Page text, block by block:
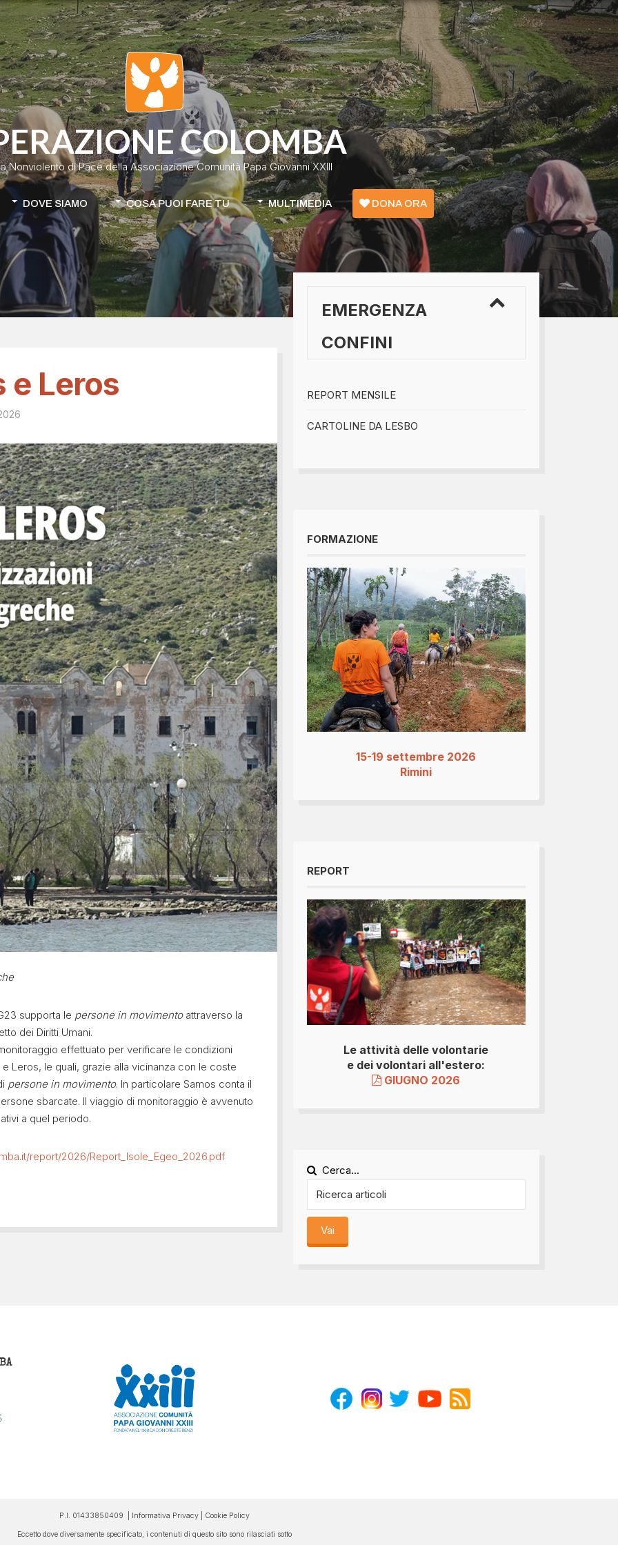
COLOMBA
Nonviolento di Pace della Associazione Comunità Papa Giovanni XXIII
DOVE SIAMO
Colombia
Cile-Mapuche
Emergenza Confini - Grecia
COSA PUOI FARE TU
Donazione classica
Donazione continuativa
Apri la tua raccolta fondi
Tesseramento 2026
Shop online: magliette, bomboniere...
MULTIMEDIA DONA ORA
e Leros
supporta le persone in movimentoattraverso la
dei Diritti Umani.
effettuato per verificare le condizioni
Leros, le quali, grazie alla vicinanza con le coste
persone in movimento. In particolare Samos conta il
sbarcate. Il viaggio di monitoraggio è avvenuto
a quel periodo.
report/2026/Report_Isole_Egeo_2026.pdf
EMERGENZA
CONFINI
REPORT MENSILE
CARTOLINE DA LESBO
FORMAZIONE
15-19 settembre 2026
Rimini
REPORT
Le attività delle volontarie
e dei volontari all'estero:
GIUGNO 2026
Cerca...
Vai
P.I. 01433850409 | Informativa Privacy Cookie Policy
Eccetto dove diversamente specificato, i contenuti di questo sito sono rilasciati sotto